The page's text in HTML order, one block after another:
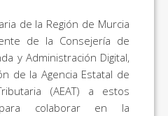
de la Región de Murcia
de la Consejería de
y Administración Digital,
de la Agencia Estatal de
(AEAT) a estos
para colaborar en la